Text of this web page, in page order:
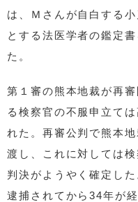
は、Ｍさんが自白する
とする法医学者の鑑定
た。
第１審の熊本地裁が再
る検察官の不服申立て
れた。再審公判で熊本
渡し、これに対しては
判決がようやく確定し
逮捕されてから34年が